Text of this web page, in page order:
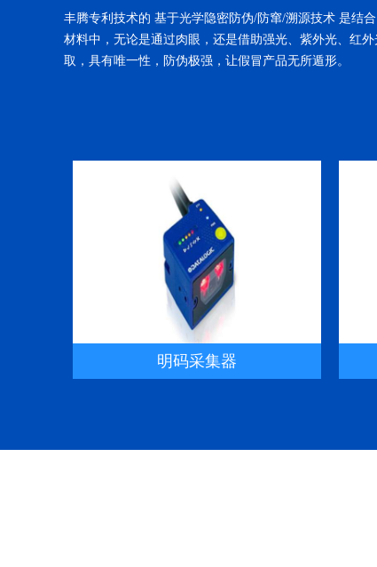
丰腾专利技术的 基于光学隐密防伪/防窜/溯源技术 是结
材料中，无论是通过肉眼，还是借助强光、紫外光、红
取，具有唯一性，防伪极强，让假冒产品无所遁形。
明码采集器